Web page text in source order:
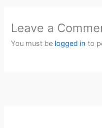
Leave a
You must be logged in to